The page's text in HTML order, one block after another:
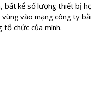
bất kể số lượng thiết bị
vào mạng công ty
tổ chức của mình.